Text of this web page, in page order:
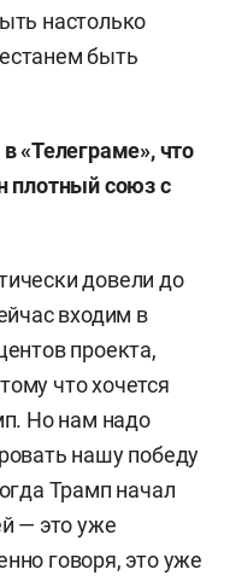
настолько
быть
«Телеграме», что
плотный союз с
довели до
входим в
проекта,
что хочется
Но нам надо
нашу победу
Трамп начал
— это уже
говоря, это уже